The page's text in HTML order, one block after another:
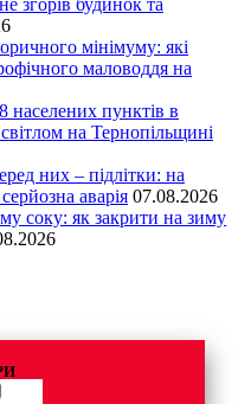
згорів будинок та
мінімуму: які
маловоддя на
населених пунктів в
світлом на Тернопільщині
них – підлітки: на
аварія 07.08.2026
соку: як закрити на зиму